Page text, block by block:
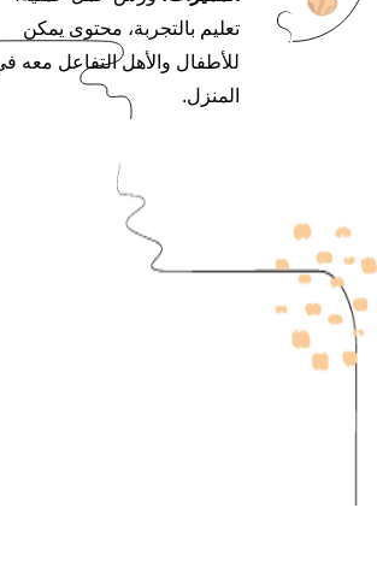
تعليم بالتجربة، محتوى يمكن
للأطفال والأهل التفاعل معه في
المنزل.